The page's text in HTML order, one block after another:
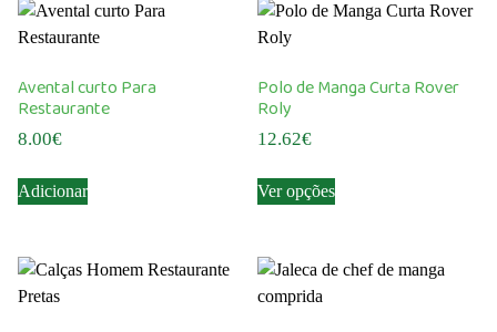
Avental curto Para
Restaurante
8.00€
Adicionar
Polo de Manga Curta Rover
Roly
12.62€
Ver opçõesproduct
variants.